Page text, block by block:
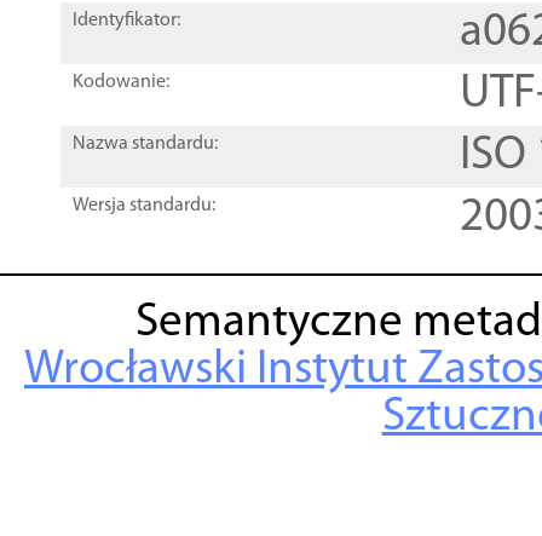
Identyfikator:
Kodowanie:
Nazwa standardu:
Wersja standardu:
Semantyczne
Wrocławski Instytut